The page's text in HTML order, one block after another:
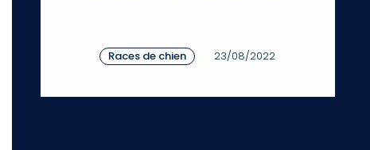
Races de chien 23/08/2022